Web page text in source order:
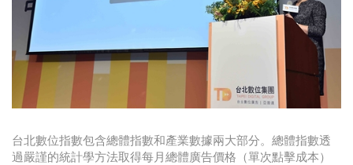
台北數位指數包含總體指數和產業數據兩大部分。總體指數透
過嚴謹的統計學方法取得每月總體廣告價格（單次點擊成本）